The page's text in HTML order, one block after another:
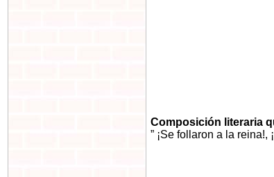
Composición literaria
” ¡Se follaron a la reina!,